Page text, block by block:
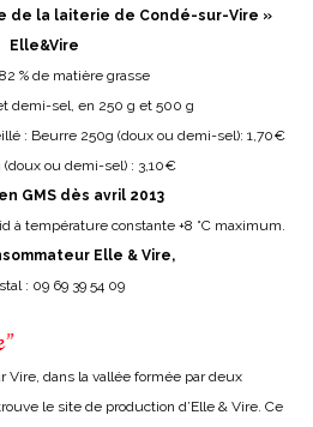
de la laiterie de Condé-sur-Vire »
Elle&Vire
% de matière grasse
demi-sel, en 250 g et 500 g
: Beurre 250g (doux ou demi-sel): 1,70€
ou demi-sel) : 3,10€
GMS dès avril 2013
à température constante +8 °C maximum.
Elle & Vire,
: 09 69 39 54 09
Vire, dans la vallée formée par deux
le site de production d’Elle & Vire. Ce